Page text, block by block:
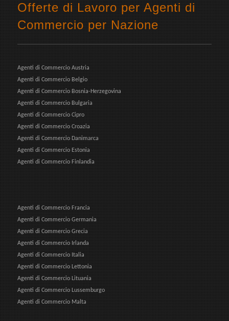
Offerte di Lavoro per Agenti di
Commercio per Nazione
Agenti di Commercio Austria
Agenti di Commercio Belgio
Agenti di Commercio Bosnia-Herzegovina
Agenti di Commercio Bulgaria
Agenti di Commercio Cipro
Agenti di Commercio Croazia
Agenti di Commercio Danimarca
Agenti di Commercio Estonia
Agenti di Commercio Finlandia
Agenti di Commercio Francia
Agenti di Commercio Germania
Agenti di Commercio Grecia
Agenti di Commercio Irlanda
Agenti di Commercio Italia
Agenti di Commercio Lettonia
Agenti di Commercio Lituania
Agenti di Commercio Lussemburgo
Agenti di Commercio Malta